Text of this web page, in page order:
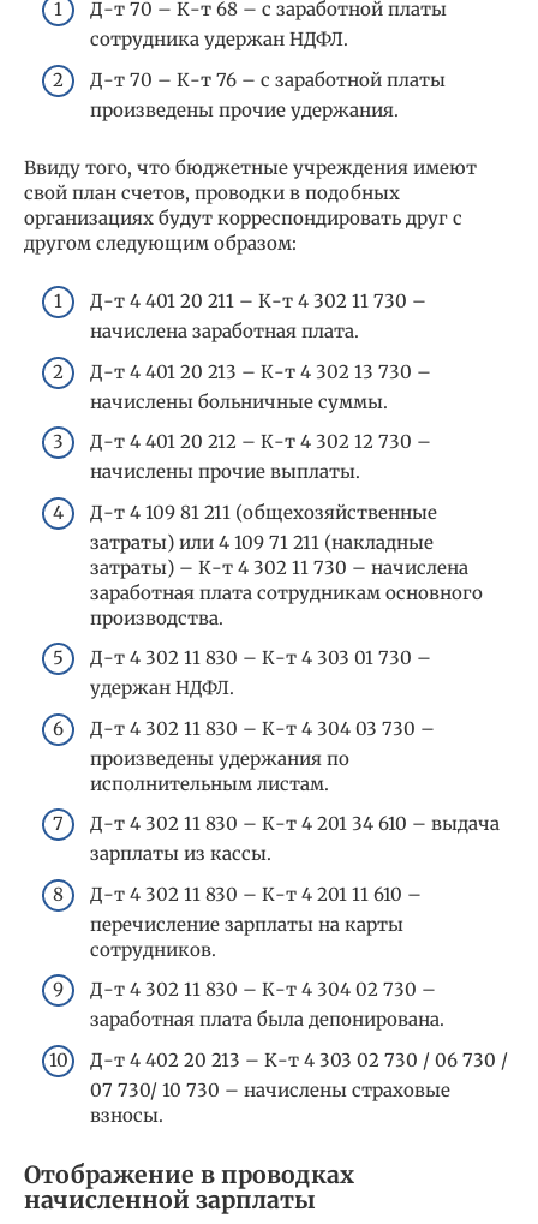
Д-т 70 – К-т 68 – с заработной платы
сотрудника удержан НДФЛ.
Д-т 70 – К-т 76 – с заработной платы
произведены прочие удержания.
Ввиду того, что бюджетные учреждения имеют
свой план счетов, проводки в подобных
организациях будут корреспондировать друг с
другом следующим образом:
Д-т 4 401 20 211 – К-т 4 302 11 730 –
начислена заработная плата.
Д-т 4 401 20 213 – К-т 4 302 13 730 –
начислены больничные суммы.
Д-т 4 401 20 212 – К-т 4 302 12 730 –
начислены прочие выплаты.
Д-т 4 109 81 211 (общехозяйственные
затраты) или 4 109 71 211 (накладные
затраты) – К-т 4 302 11 730 – начислена
заработная плата сотрудникам основного
производства.
Д-т 4 302 11 830 – К-т 4 303 01 730 –
удержан НДФЛ.
Д-т 4 302 11 830 – К-т 4 304 03 730 –
произведены удержания по
исполнительным листам.
Д-т 4 302 11 830 – К-т 4 201 34 610 – выдача
зарплаты из кассы.
Д-т 4 302 11 830 – К-т 4 201 11 610 –
перечисление зарплаты на карты
сотрудников.
Д-т 4 302 11 830 – К-т 4 304 02 730 –
заработная плата была депонирована.
Д-т 4 402 20 213 – К-т 4 303 02 730 / 06 730 /
07 730/ 10 730 – начислены страховые
взносы.
Отображение в проводках
начисленной зарплаты